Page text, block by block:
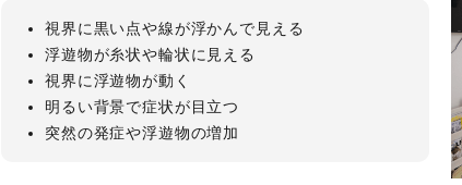
視界に黒い点や線が浮かんで見える
浮遊物が糸状や輪状に見える
視界に浮遊物が動く
明るい背景で症状が目立つ
突然の発症や浮遊物の増加